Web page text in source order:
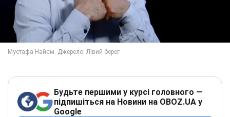
Будьте першими у курсі головного —
підпишіться на Новини на OBOZ.UA у
Google